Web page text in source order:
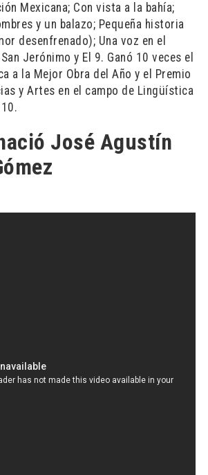
Mexicana; Con vista a la bahía;
y un balazo; Pequeña historia
desenfrenado); Una voz en el
Jerónimo y El 9. Ganó 10 veces el
a la Mejor Obra del Año y el Premio
y Artes en el campo de Lingüística
José Agustín